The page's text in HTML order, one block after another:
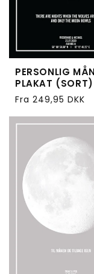
PERSONLIG
PLAKAT (SORT)
Normalpris
Fra 249,95 DKK